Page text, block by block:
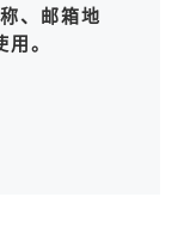
、邮箱地
。